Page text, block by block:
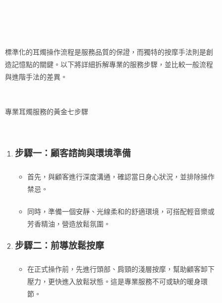
標準化的耳燭操作流程是服務品質的保證，而獨特的按摩手法則是創
造記憶點的關鍵。以下將詳細拆解專業的服務步驟，並比較一般流程
與進階手法的差異。
專業耳燭服務的黃金七步驟
步驟一：顧客諮詢與環境準備
首先，與顧客進行深度溝通，確認當日身心狀況，並排除操作
禁忌。
同時，準備一個安靜、光線柔和的舒適環境，可搭配輕音樂或
芳香精油，營造放鬆氛圍。
步驟二：前導放鬆按摩
在正式操作前，先進行頭部、肩頸的淺層按摩，幫助顧客卸下
壓力，更快進入放鬆狀態。這是專業服務不可或缺的暖身環
節。